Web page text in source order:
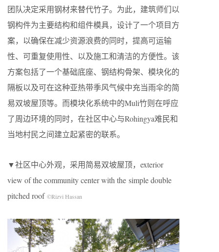
团队决定采用钢材来替代竹子。为此，建筑师们以
钢构件为主要结构和组件模具，设计了一个项目方
案，以确保在减少资源浪费的同时，提高可运输
性、可重复使用性、以及施工和清洁的方便性。该
方案包括了一个基础底座、钢结构骨架、模块化的
隔板以及可在这种亚热带季风气候中充当雨伞的简
易双坡屋顶等。而模块化系统中的Muli竹则在呼应
了周边环境的同时，在社区中心与Rohingya难民和
当地村民之间建立起紧密的联系。
▼社区中心外观，采用简易双坡屋顶，exterior
view of the community center with the simple double
pitched roof ©Rizvi Hassan